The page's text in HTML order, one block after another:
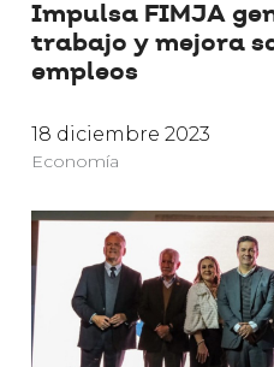
Impulsa FIMJA
trabajo y mejora
empleos
18 diciembre 2023
Economía